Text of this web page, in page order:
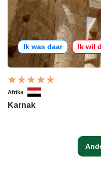
Ik was daar Ik wil
Afrika
Karnak